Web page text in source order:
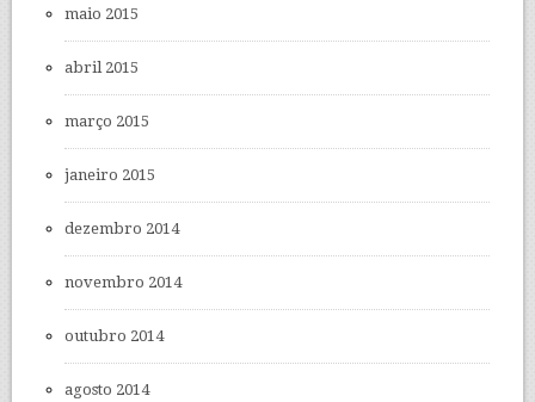
maio 2015
abril 2015
março 2015
janeiro 2015
dezembro 2014
novembro 2014
outubro 2014
agosto 2014